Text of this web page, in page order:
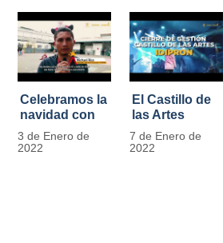
Celebramos la
navidad con
los Niños y
Niñas de los
3 de Enero de
2022
El Castillo de
las Artes
celebra su
primer año
7 de Enero de
2022